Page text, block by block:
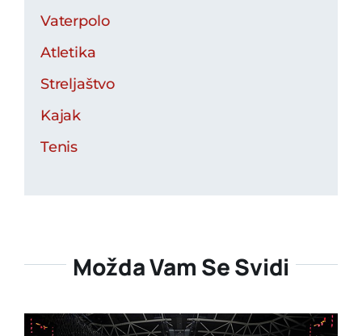
Vaterpolo
Atletika
Streljaštvo
Kajak
Tenis
Možda Vam Se Svidi